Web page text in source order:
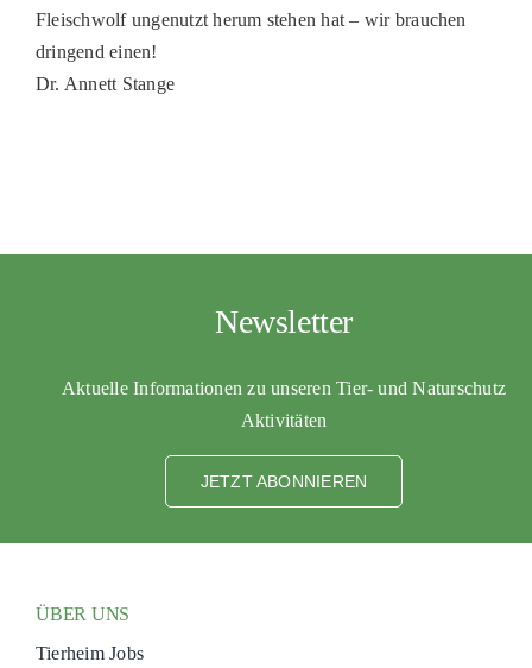
Fleischwolf ungenutzt herum stehen hat – wir brauchen
dringend einen!
Dr. Annett Stange
Newsletter
Aktuelle Informationen zu unseren Tier- und Naturschutz
Aktivitäten
JETZT ABONNIEREN
ÜBER UNS
Tierheim Jobs